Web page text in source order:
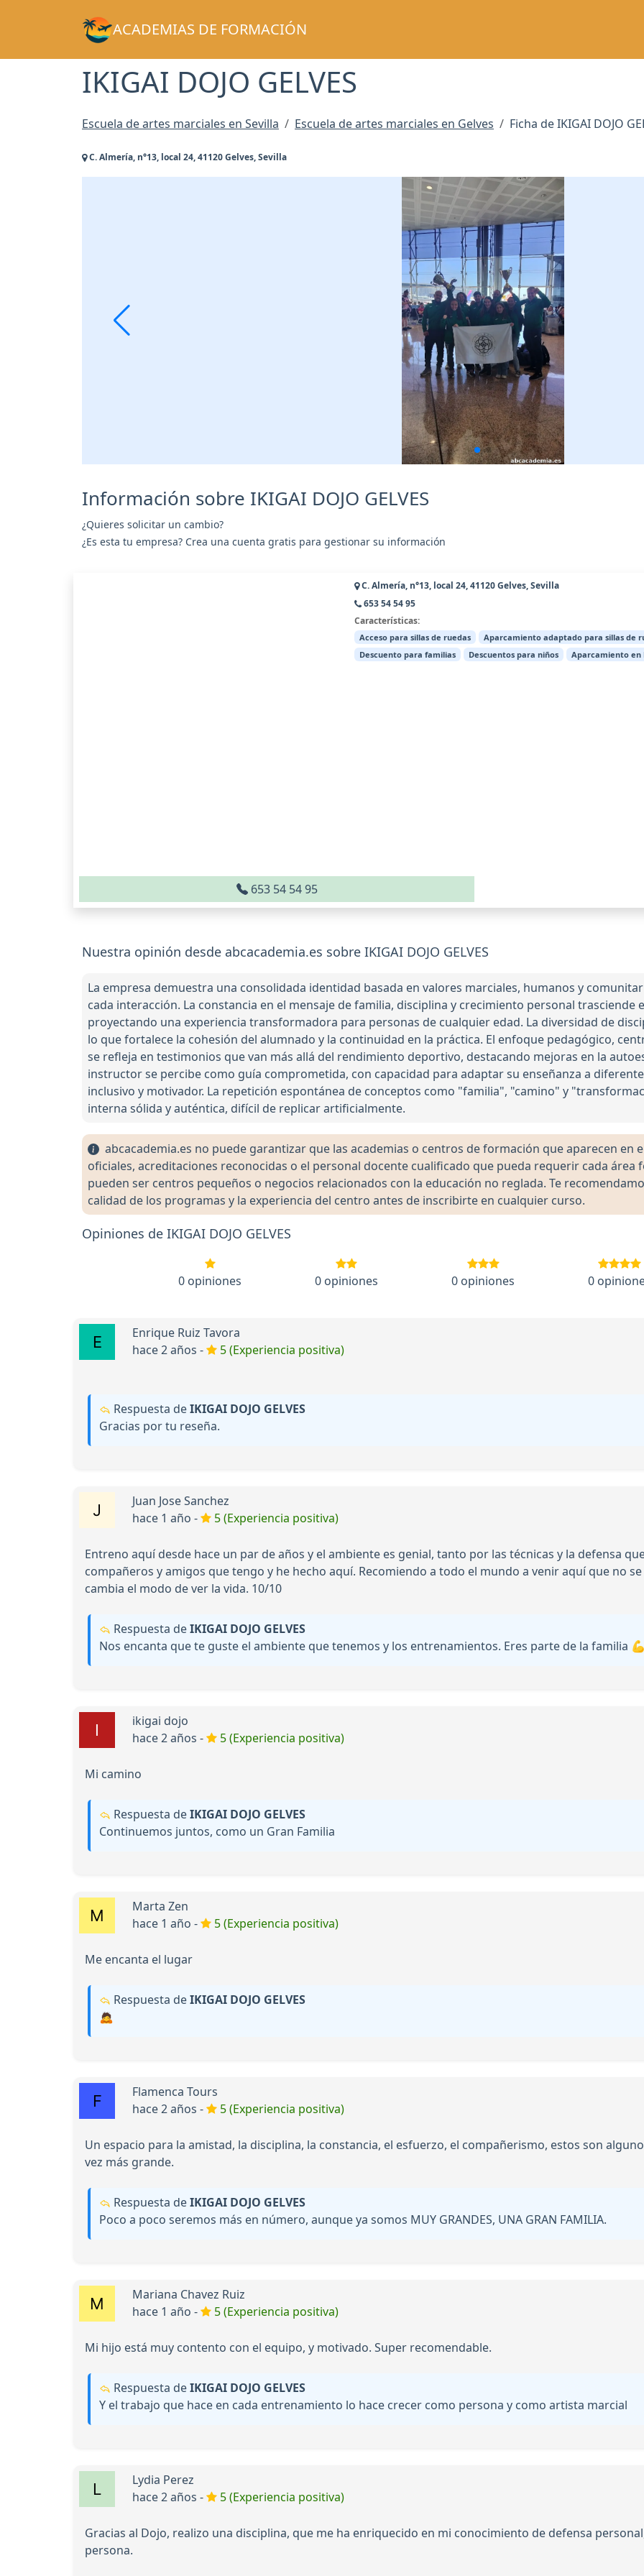
ACADEMIAS DE FORMACIÓN
IKIGAI DOJO GELVES
Escuela de artes marciales en Sevilla Escuela de artes marciales en Gelves Ficha de IKIGAI DOJO
C. Almería, n°13, local 24, 41120 Gelves, Sevilla
Información sobre IKIGAI DOJO GELVES
¿Quieres solicitar un cambio?
¿Es esta tu empresa? Crea una cuenta gratis para gestionar su información
C. Almería, n°13, local 24, 41120 Gelves, Sevilla
653 54 54 95
Características:
Acceso para sillas de ruedas
Aparcamiento adaptado para sillas de
Descuento para familias
Descuentos para niños Aparcamiento
653 54 54 95
Nuestra opinión desde abcacademia.es sobre IKIGAI DOJO GELVES
La empresa demuestra una consolidada identidad basada en valores marciales, humanos y
cada interacción. La constancia en el mensaje de familia, disciplina y crecimiento personal
proyectando una experiencia transformadora para personas de cualquier edad. La diversidad de
lo que fortalece la cohesión del alumnado y la continuidad en la práctica. El enfoque pedagógico,
se refleja en testimonios que van más allá del rendimiento deportivo, destacando mejoras en la
instructor se percibe como guía comprometida, con capacidad para adaptar su enseñanza a
inclusivo y motivador. La repetición espontánea de conceptos como "familia", "camino" y
interna sólida y auténtica, difícil de replicar artificialmente.
abcacademia.es no puede garantizar que las academias o centros de formación que aparecen
oficiales, acreditaciones reconocidas o el personal docente cualificado que pueda requerir cada área
pueden ser centros pequeños o negocios relacionados con la educación no reglada. Te
calidad de los programas y la experiencia del centro antes de inscribirte en cualquier curso.
Opiniones de IKIGAI DOJO GELVES
0 opiniones 0 opiniones 0 opiniones 0
Enrique Ruiz Tavora
hace 2 años -
5 (Experiencia positiva)
Respuesta deIKIGAI DOJO GELVES
Gracias por tu reseña.
Juan Jose Sanchez
hace 1 año -
5 (Experiencia positiva)
Entreno aquí desde hace un par de años y el ambiente es genial, tanto por las técnicas y la defensa
compañeros y amigos que tengo y he hecho aquí. Recomiendo a todo el mundo a venir aquí que no
cambia el modo de ver la vida. 10/10
Respuesta deIKIGAI DOJO GELVES
Nos encanta que te guste el ambiente que tenemos y los entrenamientos. Eres parte de la familia
ikigai dojo
hace 2 años -
5 (Experiencia positiva)
Mi camino
Respuesta deIKIGAI DOJO GELVES
Continuemos juntos, como un Gran Familia
Marta Zen
hace 1 año -
5 (Experiencia positiva)
Me encanta el lugar
Respuesta deIKIGAI DOJO GELVES
🙇
Flamenca Tours
hace 2 años -
5 (Experiencia positiva)
Un espacio para la amistad, la disciplina, la constancia, el esfuerzo, el compañerismo, estos son
vez más grande.
Respuesta deIKIGAI DOJO GELVES
Poco a poco seremos más en número, aunque ya somos MUY GRANDES, UNA GRAN FAMILIA.
Mariana Chavez Ruiz
hace 1 año -
5 (Experiencia positiva)
Mi hijo está muy contento con el equipo, y motivado. Super recomendable.
Respuesta deIKIGAI DOJO GELVES
Y el trabajo que hace en cada entrenamiento lo hace crecer como persona y como artista marcial
Lydia Perez
hace 2 años -
5 (Experiencia positiva)
Gracias al Dojo, realizo una disciplina, que me ha enriquecido en mi conocimiento de defensa
persona.